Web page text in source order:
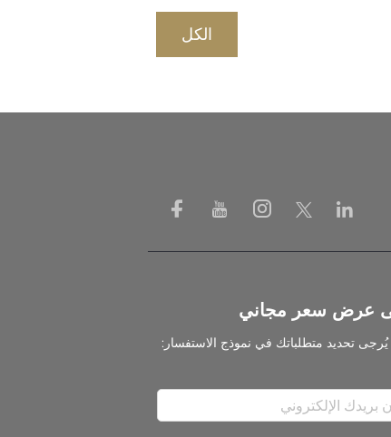
الكل
عرض سعر مجاني
تحديد متطلباتك في نموذج الاستفسار: